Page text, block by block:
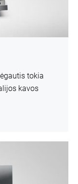
tokia
kavos